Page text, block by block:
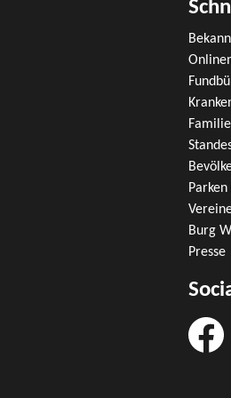
Burg
Presse